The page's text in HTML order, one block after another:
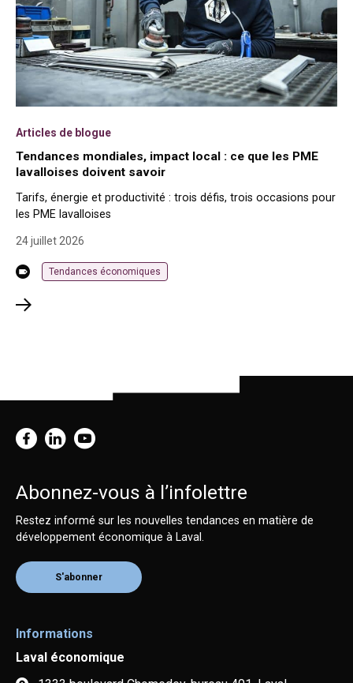
Articles de blogue
Tendances mondiales, impact local : ce que les PME
lavalloises doivent savoir
Tarifs, énergie et productivité : trois défis, trois occasions pour
les PME lavalloises
24 juillet 2026
Tendances économiques
Abonnez-vous à l’infolettre
Restez informé sur les nouvelles tendances en matière de
développement économique à Laval.
S'abonner
Informations
Laval économique